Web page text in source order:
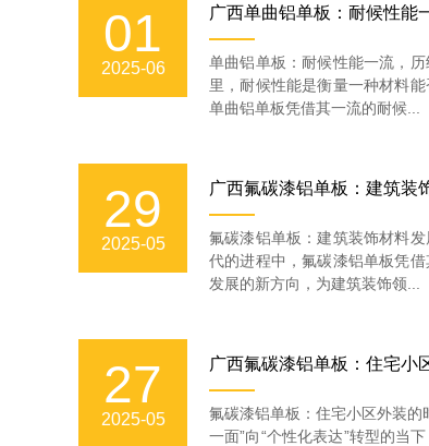
01
2025-06
广西单曲铝单板：耐候性能
单曲铝单板：耐候性能一流，
里，耐候性能是衡量一种材料
单曲铝单板凭借其一流的耐候...
29
2025-05
广西氟碳漆铝单板：建筑装
氟碳漆铝单板：建筑装饰材料
代的进程中，氟碳漆铝单板凭
发展的新方向，为建筑装饰领...
27
2025-05
广西氟碳漆铝单板：住宅小
氟碳漆铝单板：住宅小区外装的
一面”向“个性化表达”转型的当